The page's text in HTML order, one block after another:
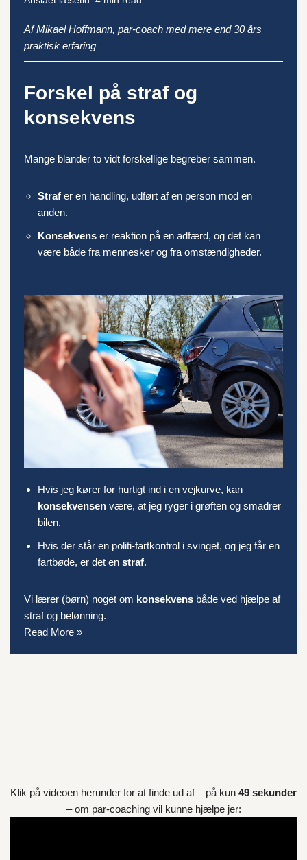
Af Mikael Hoffmann, par-coach med mere end 30 års
praktisk erfaring
Forskel på straf og
konsekvens
Mange blander to vidt forskellige begreber sammen.
Straf er en handling, udført af en person mod en
anden.
Konsekvens er reaktion på en adfærd, og det kan
være både fra mennesker og fra omstændigheder.
Hvis jeg kører for hurtigt ind i en vejkurve, kan
konsekvensen være, at jeg ryger i grøften og smadrer
bilen.
Hvis der står en politi-fartkontrol i svinget, og jeg får en
fartbøde, er det en straf.
Vi lærer (børn) noget om konsekvens både ved hjælpe af
straf og belønning.
Read More »
Klik på videoen herunder for at finde ud af – på kun 49 sekunder
– om par-coaching vil kunne hjælpe jer: